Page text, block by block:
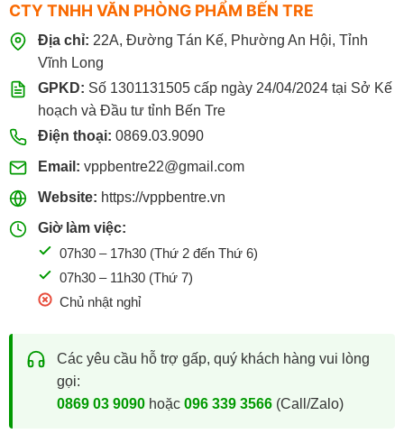
CTY TNHH VĂN PHÒNG PHẨM BẾN TRE
Địa chỉ: 22A, Đường Tán Kế, Phường An Hội, Tỉnh
Vĩnh Long
GPKD: Số 1301131505 cấp ngày 24/04/2024 tại Sở Kế
hoạch và Đầu tư tỉnh Bến Tre
Điện thoại: 0869.03.9090
Email: vppbentre22@gmail.com
Website: https://vppbentre.vn
Giờ làm việc:
07h30 – 17h30 (Thứ 2 đến Thứ 6)
07h30 – 11h30 (Thứ 7)
Chủ nhật nghỉ
Các yêu cầu hỗ trợ gấp, quý khách hàng vui lòng
gọi:
0869 03 9090hoặc 096 339 3566(Call/Zalo)